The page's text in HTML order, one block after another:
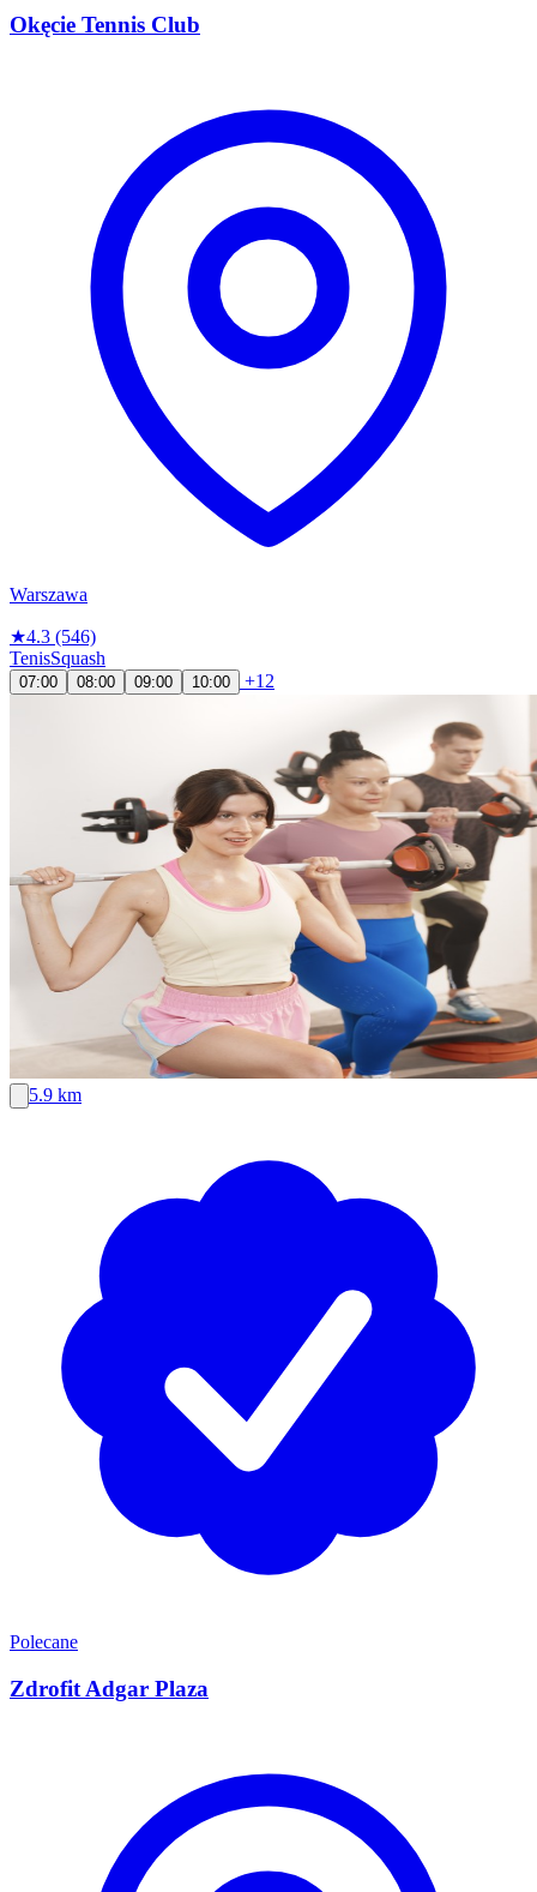
Okęcie Tennis Club
Warszawa
★4.3 (546)
TenisSquash
07:00 08:00 09:00 10:00 +12
5.9 km
Polecane
Zdrofit Adgar Plaza